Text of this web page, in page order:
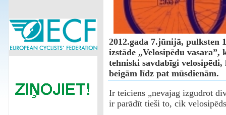
2012.gada 7.jūnijā, pulksten
izstāde „Velosipēdu
tehniski savdabīgi
beigām līdz pat mūsdienām.
Ir teiciens „nevajag izgudrot
ir parādīt tieši to, cik